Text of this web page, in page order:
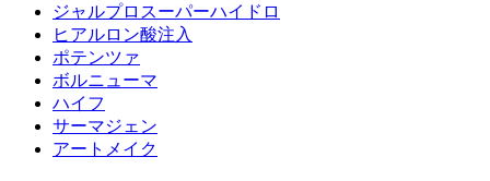
ジャルプロスーパーハイドロ
ヒアルロン酸注入
ポテンツァ
ボルニューマ
ハイフ
サーマジェン
アートメイク